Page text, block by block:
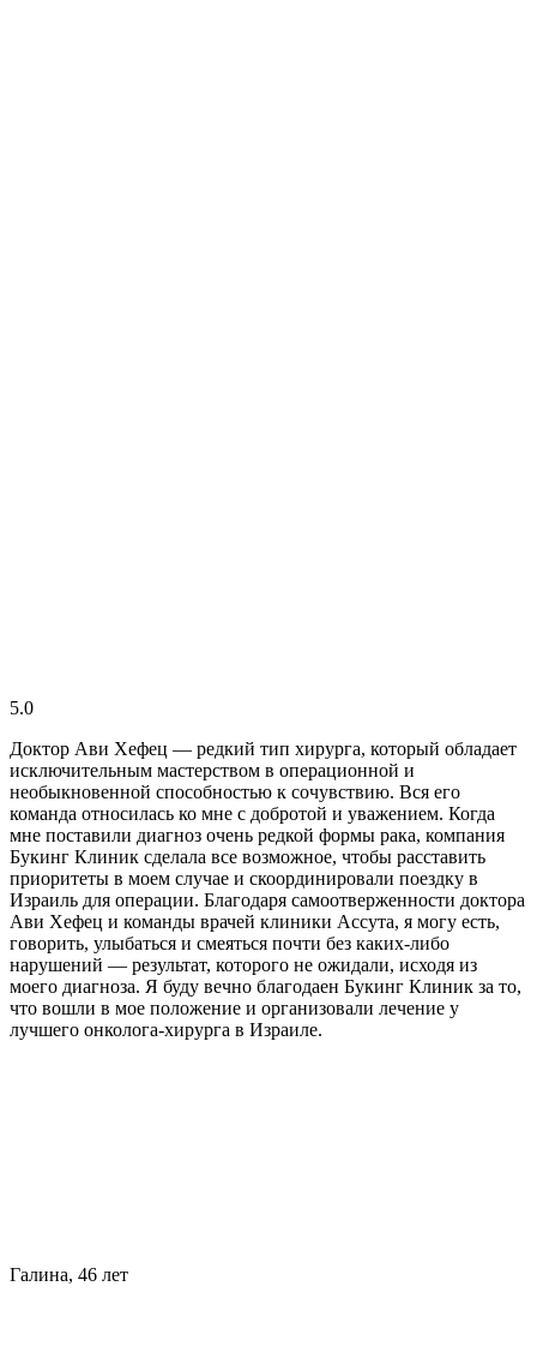
5.0
Доктор Ави Хефец — редкий тип хирурга, который обладает
исключительным мастерством в операционной и
необыкновенной способностью к сочувствию. Вся его
команда относилась ко мне с добротой и уважением. Когда
мне поставили диагноз очень редкой формы рака, компания
Букинг Клиник сделала все возможное, чтобы расставить
приоритеты в моем случае и скоординировали поездку в
Израиль для операции. Благодаря самоотверженности доктора
Ави Хефец и команды врачей клиники Ассута, я могу есть,
говорить, улыбаться и смеяться почти без каких-либо
нарушений — результат, которого не ожидали, исходя из
моего диагноза. Я буду вечно благодаен Букинг Клиник за то,
что вошли в мое положение и организовали лечение у
лучшего онколога-хирурга в Израиле.
Галина, 46 лет